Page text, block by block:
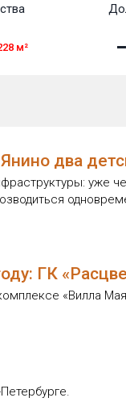
м²
два
уже
ГК
«Вилла